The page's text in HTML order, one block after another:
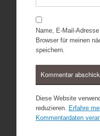
Name, E-Mail-
Browser für meinen
speichern.
Diese Website
reduzieren. Erfahre
Kommentardaten